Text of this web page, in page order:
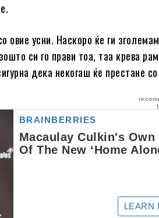
овие усни. Наскоро ќе ги
си го прави тоа, таа крева
дека некогаш ќе престане